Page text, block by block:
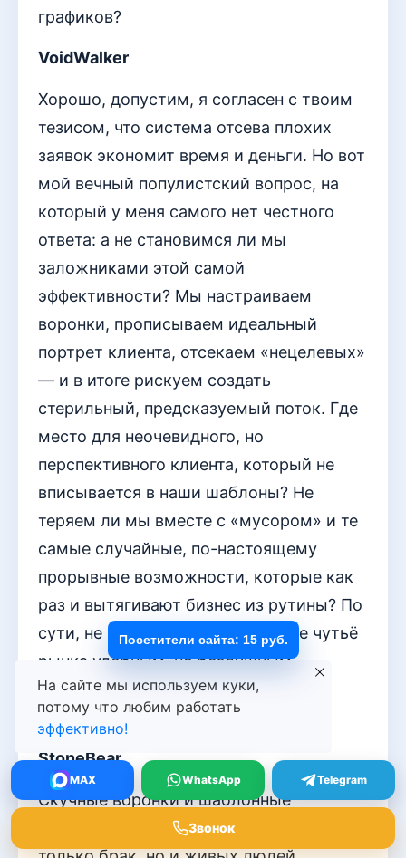
графиков?
VoidWalker
Хорошо, допустим, я согласен с твоим
тезисом, что система отсева плохих
заявок экономит время и деньги. Но вот
мой вечный популистский вопрос, на
который у меня самого нет честного
ответа: а не становимся ли мы
заложниками этой самой
эффективности? Мы настраиваем
воронки, прописываем идеальный
портрет клиента, отсекаем «нецелевых»
— и в итоге рискуем создать
стерильный, предсказуемый поток. Где
место для неочевидного, но
перспективного клиента, который не
вписывается в наши шаблоны? Не
теряем ли мы вместе с «мусором» и те
самые случайные, по-настоящему
прорывные возможности, которые как
раз и вытягивают бизнес из рутины? По
сути, не подменяем ли мы живое чутьё
рынка удобным, но бездушным
алгоритмом собственного
изготовления?
StoneBear
Скучные воронки и шаблонные
скрининги. Вы так отфильтровываете не
На сайте мы используем куки,
потому что любим работать
эффективно!
MAX WhatsApp Telegram
Звонок
Посетители сайта: 15 руб.